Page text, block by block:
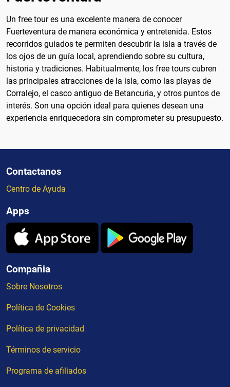
Un free tour es una excelente manera de conocer
Fuerteventura de manera económica y entretenida. Estos
recorridos guiados te permiten descubrir la isla a través de
los ojos de un guía local, aprendiendo sobre su cultura,
historia y tradiciones. Habitualmente, los free tours cubren
las principales atracciones de la isla, como las playas de
Corralejo, el casco antiguo de Betancuria, y otros puntos de
interés. Son una opción ideal para quienes desean una
experiencia enriquecedora sin comprometer su presupuesto.
Contactanos
Centro de Ayuda
Apps
Compañia
Sobre Nosotros
Política de Cookies
Política de privacidad
Términos de servicio
Programa de afiliados